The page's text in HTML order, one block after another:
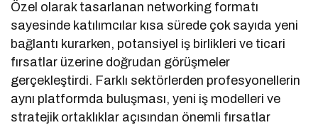
Özel olarak tasarlanan networking formatı
sayesinde katılımcılar kısa sürede çok sayıda yeni
bağlantı kurarken, potansiyel iş birlikleri ve ticari
fırsatlar üzerine doğrudan görüşmeler
gerçekleştirdi. Farklı sektörlerden profesyonellerin
aynı platformda buluşması, yeni iş modelleri ve
stratejik ortaklıklar açısından önemli fırsatlar